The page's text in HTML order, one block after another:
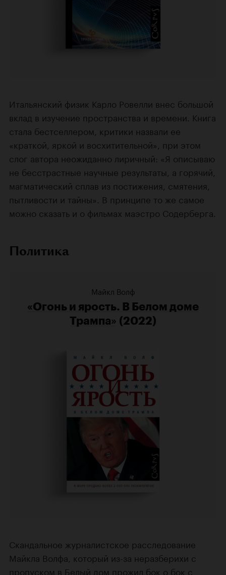
Итальянский физик Карло Ровелли внес большой
вклад в изучение пространства и времени. Книга
стала бестселлером, критики назвали ее
«краткой, яркой и восхитительной», при этом
слог автора неожиданно лиричный: «Я описываю
не бесстрастные научные результаты, а горячий,
магматический сплав из постижения, смятения,
пытливости и тайны». В принципе то же самое
можно сказать и о фильмах маэстро Содерберга.
Политика
Майкл Волф
«Огонь и ярость. В Белом доме
Трампа» (2022)
Скандальное журналистское расследование
Майкла Волфа, который из-за неразберихи с
пропуском в Белый дом прожил бок о бок с